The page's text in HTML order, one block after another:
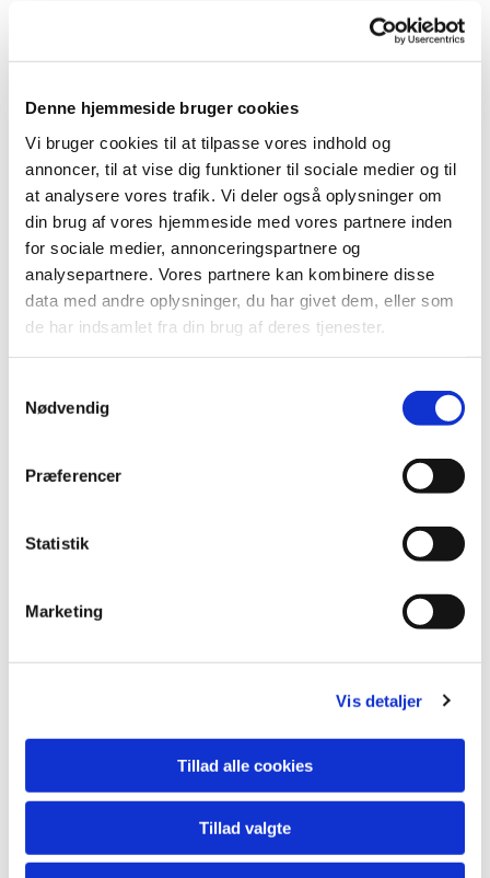
Denne hjemmeside bruger cookies
Vi bruger cookies til at tilpasse vores indhold og
annoncer, til at vise dig funktioner til sociale medier og til
at analysere vores trafik. Vi deler også oplysninger om
din brug af vores hjemmeside med vores partnere inden
for sociale medier, annonceringspartnere og
analysepartnere. Vores partnere kan kombinere disse
data med andre oplysninger, du har givet dem, eller som
de har indsamlet fra din brug af deres tjenester.
Nødvendig
Præferencer
Statistik
Marketing
Vis detaljer
Tillad alle cookies
Tillad valgte
Joanna Pedersen
Du vil måske også kunne
lide...